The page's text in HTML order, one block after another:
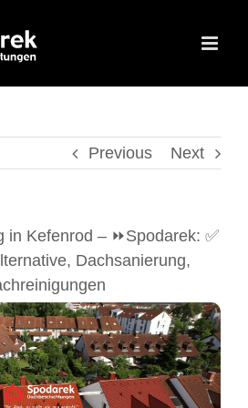
Previous Next
in Kefenrod – ⏩Spodarek: ✅
Dachsanierung,